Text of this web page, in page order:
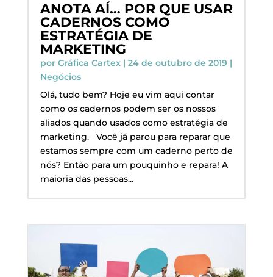
ANOTA AÍ… POR QUE USAR
CADERNOS COMO
ESTRATÉGIA DE
MARKETING
por Gráfica Cartex| 24 de outubro de 2019 |
Negócios
Olá, tudo bem? Hoje eu vim aqui contar
como os cadernos podem ser os nossos
aliados quando usados como estratégia de
marketing. Você já parou para reparar que
estamos sempre com um caderno perto de
nós? Então para um pouquinho e repara! A
maioria das pessoas...